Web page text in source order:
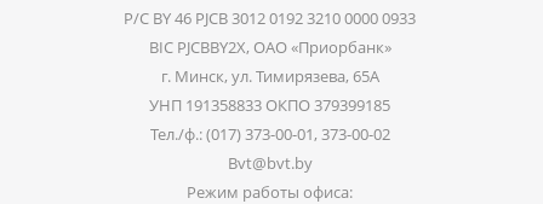
Р/С BY 46 PJCB 3012 0192 3210 0000 0933
BIC PJCBBY2X, ОАО «Приорбанк»
г. Минск, ул. Тимирязева, 65А
УНП 191358833 ОКПО 379399185
Тел./ф.: (017) 373-00-01, 373-00-02
Bvt@bvt.by
Режим работы офиса: